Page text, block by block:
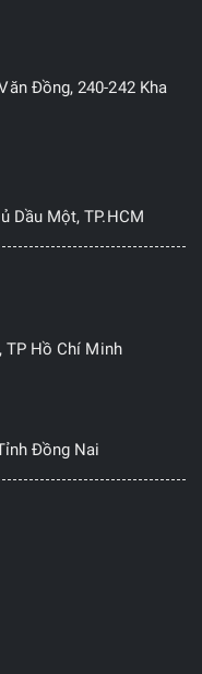
Đồng, 240-242 Kha
Dầu Một, TP.HCM
TP Hồ Chí Minh
Đồng Nai